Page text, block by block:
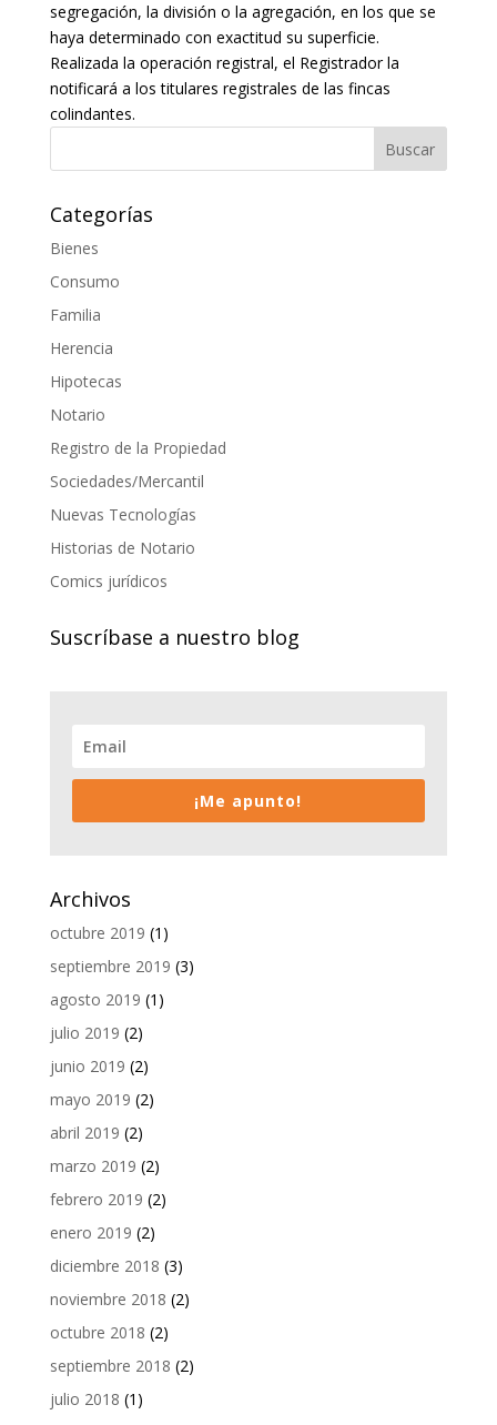
segregación, la división o la agregación, en los que se
haya determinado con exactitud su superficie.
Realizada la operación registral, el Registrador la
notificará a los titulares registrales de las fincas
colindantes.
Categorías
Bienes
Consumo
Familia
Herencia
Hipotecas
Notario
Registro de la Propiedad
Sociedades/Mercantil
Nuevas Tecnologías
Historias de Notario
Comics jurídicos
Suscríbase a nuestro blog
¡Me apunto!
Archivos
octubre 2019 (1)
septiembre 2019 (3)
agosto 2019 (1)
julio 2019 (2)
junio 2019 (2)
mayo 2019 (2)
abril 2019 (2)
marzo 2019 (2)
febrero 2019 (2)
enero 2019 (2)
diciembre 2018 (3)
noviembre 2018 (2)
octubre 2018 (2)
septiembre 2018 (2)
julio 2018 (1)